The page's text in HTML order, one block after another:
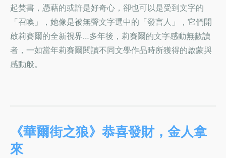
起焚書，憑藉的或許是好奇心，卻也可以是受到文字的
「召喚」，她像是被無聲文字選中的「發言人」，它們開
啟莉賽爾的全新視界…多年後，莉賽爾的文字感動無數讀
者，一如當年莉賽爾閱讀不同文學作品時所獲得的啟蒙與
感動般。
《華爾街之狼》恭喜發財，金人拿
來